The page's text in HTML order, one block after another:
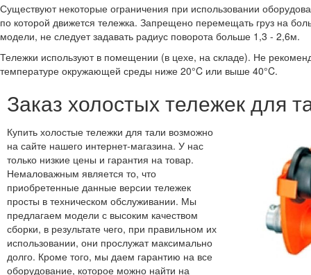
Существуют некоторые ограничения при использовании
по которой движется тележка. Запрещено перемещать груз на
модели, не следует задавать радиус поворота больше 1,3 - 2,6м.
Тележки используют в помещении (в цехе, на складе). Не
температуре окружающей среды ниже 20°C или выше 40°C.
Заказ холостых тележек для
Купить холостые тележки для тали возможно
на сайте нашего интернет-магазина. У нас
только низкие цены и гарантия на товар.
Немаловажным является то, что
приобретенные данные версии тележек
просты в техническом обслуживании. Мы
предлагаем модели с высоким качеством
сборки, в результате чего, при правильном их
использовании, они прослужат максимально
долго. Кроме того, мы даем гарантию на все
оборудование, которое можно найти на